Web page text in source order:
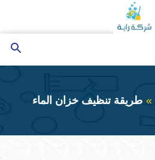
طريقة تنظيف خزان الماء